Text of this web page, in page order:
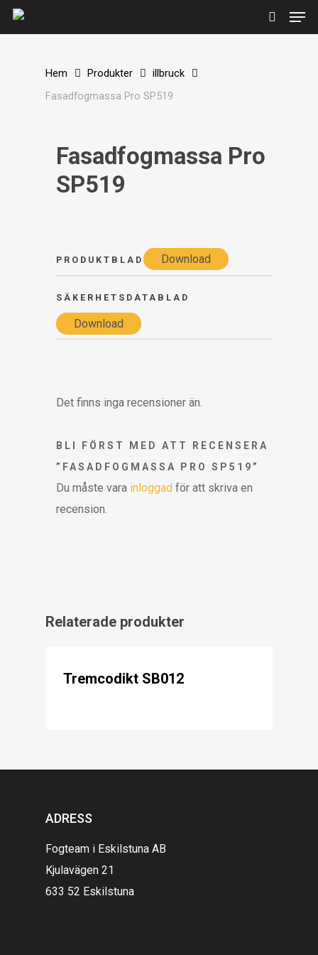
Skip
to
search
Hem Produkter
illbruck
Fasadfogmassa Pro SP519
Fasadfogmassa Pro
SP519
PRODUKTBLAD Download
SÄKERHETSDATABLAD
Download
Det finns inga recensioner än.
BLI FÖRST MED ATT RECENSERA
”FASADFOGMASSA PRO SP519”
Du måste vara inloggad för att skriva en
recension.
Relaterade produkter
Tremcodikt SB012
ADRESS
Fogteam i Eskilstuna AB
Kjulavägen 21
633 52 Eskilstuna